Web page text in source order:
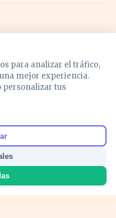
mercados,
actualizada
tu dinero y tu
para analizar el tráfico,
mejor experiencia.
personalizar tus